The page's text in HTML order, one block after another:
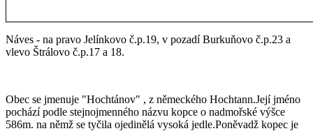
Náves - na pravo Jelínkovo č.p.19, v pozadí Burkuňovo č.p.23 a
vlevo Štrálovo č.p.17 a 18.
Obec se jmenuje "Hochtánov" , z německého Hochtann.Její jméno
pochází podle stejnojmenného názvu kopce o nadmořské výšce
586m. na němž se tyčila ojedinělá vysoká jedle.Poněvadž kopec je